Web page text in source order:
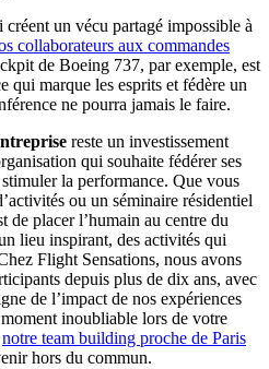
un vécu partagé impossible à
collaborateurs aux commandes
de Boeing 737, par exemple, est
qui marque les esprits et fédère un
ne pourra jamais le faire.
reste un investissement
qui souhaite fédérer ses
la performance. Que vous
ou un séminaire résidentiel
de placer l’humain au centre du
lieu inspirant, des activités qui
Flight Sensations, nous avons
depuis plus de dix ans, avec
de l’impact de nos expériences
inoubliable lors de votre
notre team building proche de Paris
hors du commun.